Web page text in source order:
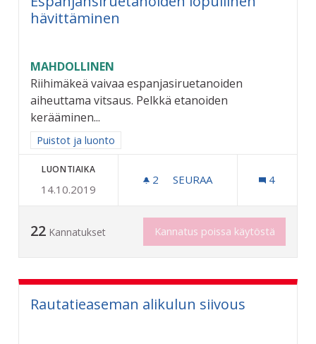
hävittäminen
MAHDOLLINEN
Riihimäkeä vaivaa espanjasiruetanoiden
aiheuttama vitsaus. Pelkkä etanoiden
kerääminen...
Rajaa tulokset aihepiirin mukaan: Puistot ja luonto
Puistot ja luonto
LUONTIAIKA
14.10.2019
2 2 SEURAAJAA
SEURAA 4
22 Kannatukset Kannatus poissa käytöstä
Rautatieaseman alikulun siivous